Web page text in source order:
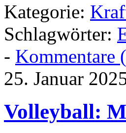
Kategorie:
Schlagwörter:
- Kommentare
25. Januar
Volleyball: